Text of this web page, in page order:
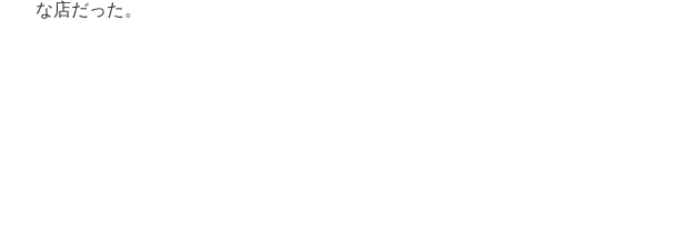
な店だった。